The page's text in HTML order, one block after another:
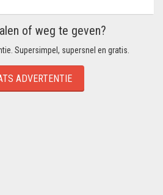
of weg te geven?
Supersimpel, supersnel en gratis.
ADVERTENTIE